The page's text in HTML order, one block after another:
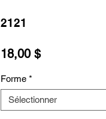
2121
18,00 $Prix
Forme *
Sélectionner